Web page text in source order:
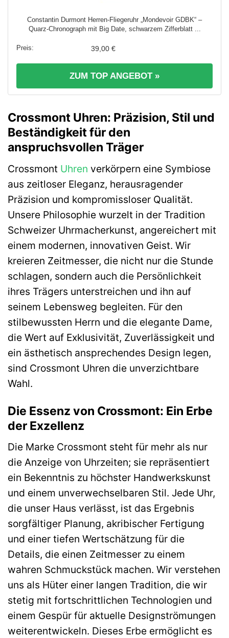
Constantin Durmont Herren-Fliegeruhr „Mondevoir GDBK“ –
Quarz-Chronograph mit Big Date, schwarzem Zifferblatt ...
39,00 €
ZUM TOP ANGEBOT »
Crossmont Uhren: Präzision, Stil und
Beständigkeit für den
anspruchsvollen Träger
Crossmont Uhren verkörpern eine Symbiose
aus zeitloser Eleganz, herausragender
Präzision und kompromissloser Qualität.
Unsere Philosophie wurzelt in der Tradition
Schweizer Uhrmacherkunst, angereichert mit
einem modernen, innovativen Geist. Wir
kreieren Zeitmesser, die nicht nur die Stunde
schlagen, sondern auch die Persönlichkeit
ihres Trägers unterstreichen und ihn auf
seinem Lebensweg begleiten. Für den
stilbewussten Herrn und die elegante Dame,
die Wert auf Exklusivität, Zuverlässigkeit und
ein ästhetisch ansprechendes Design legen,
sind Crossmont Uhren die unverzichtbare
Wahl.
Die Essenz von Crossmont: Ein Erbe
der Exzellenz
Die Marke Crossmont steht für mehr als nur
die Anzeige von Uhrzeiten; sie repräsentiert
ein Bekenntnis zu höchster Handwerkskunst
und einem unverwechselbaren Stil. Jede Uhr,
die unser Haus verlässt, ist das Ergebnis
sorgfältiger Planung, akribischer Fertigung
und einer tiefen Wertschätzung für die
Details, die einen Zeitmesser zu einem
wahren Schmuckstück machen. Wir verstehen
uns als Hüter einer langen Tradition, die wir
stetig mit fortschrittlichen Technologien und
einem Gespür für aktuelle Designströmungen
weiterentwickeln. Dieses Erbe ermöglicht es